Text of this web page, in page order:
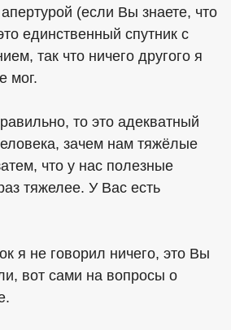
(если Вы знаете, что
единственный спутник с
так что ничего другого я
мог.
то это адекватный
зачем нам тяжёлые
что у нас полезные
тяжелее. У Вас есть
я не говорил ничего, это Вы
вот сами на вопросы о